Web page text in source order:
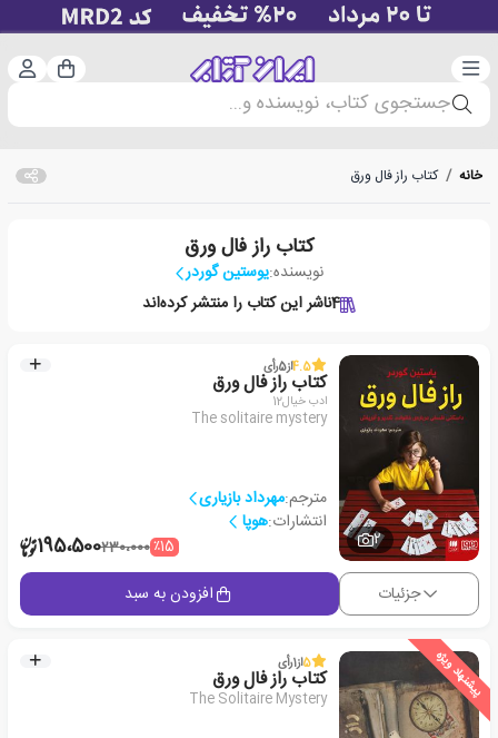
دسته‌بندی سبد
جستجوی کتاب، نویسنده و...
خانه / کتاب راز فال ورق
کتاب راز فال ورق
نویسنده:یوستین گوردر
4ناشر این کتاب را منتشر کرده‌اند
2
4.5از5رأی
کتاب راز فال ورق
ادب خیال12
The solitaire mystery
مترجم:مهرداد بازیاری
انتشارات:هوپا
٪15230،000195،500
جزئیات افزودن به سبد
پیشنهاد ویژه 5از1رأی
کتاب راز فال ورق
The Solitaire Mystery